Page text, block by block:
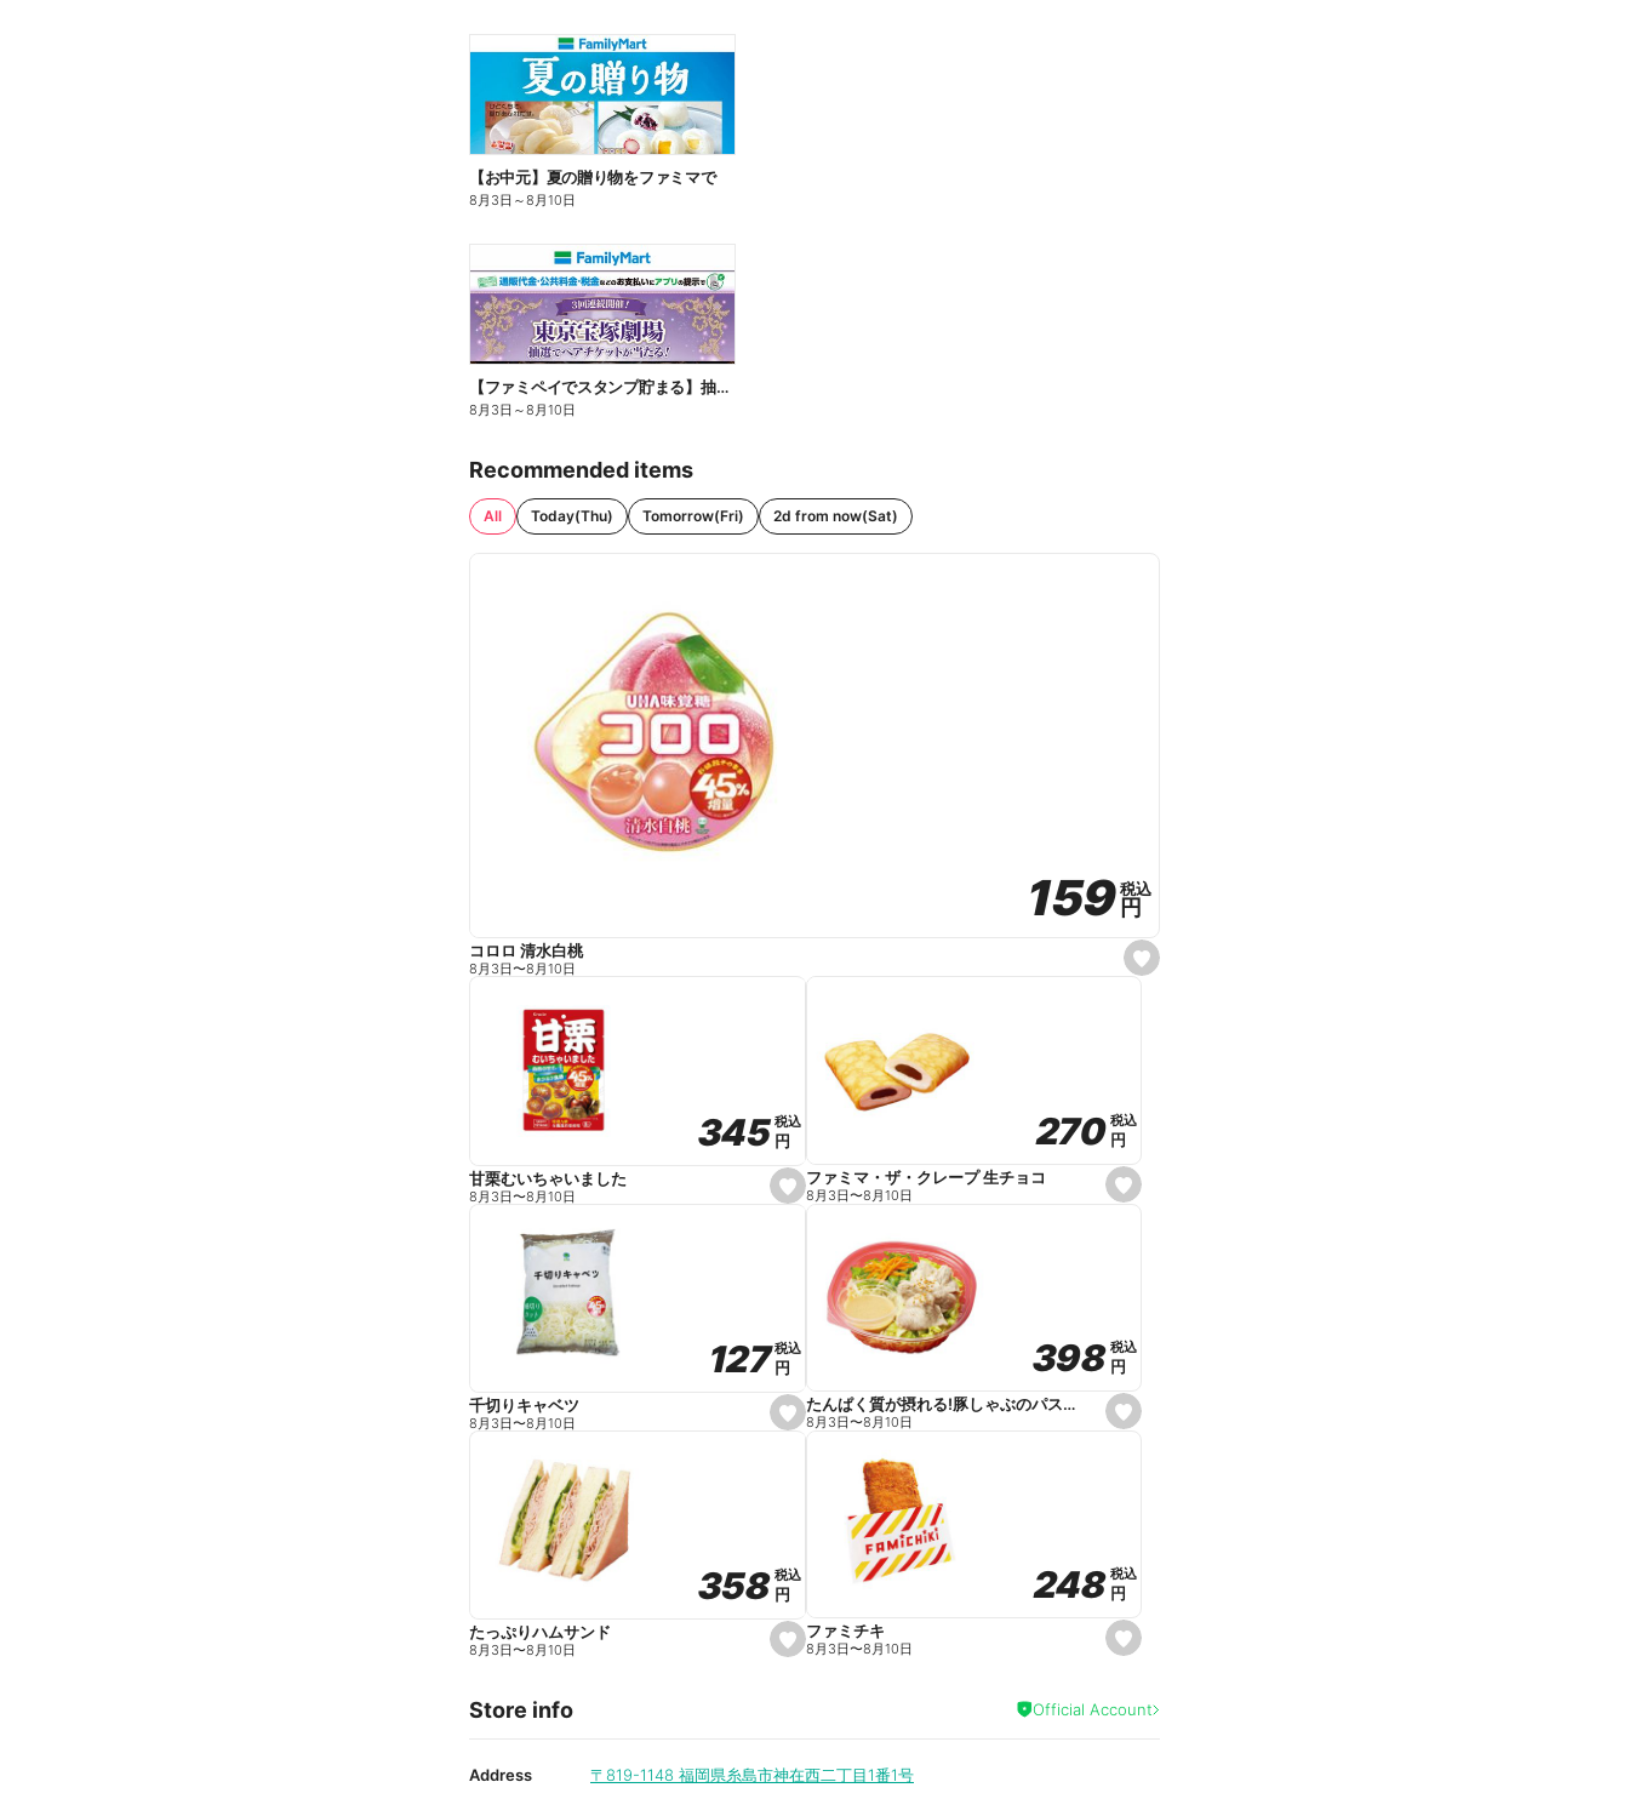
【お中元】夏の贈り物をファミマで
8月3日 ～8月10日
【ファミペイでスタンプ貯まる】抽選でペアチケットが当たる!
8月3日 ～8月10日
Recommended items
All Today(Thu) Tomorrow(Fri) 2d from now(Sat)
s
e
159
159税込
税込
円
円
コロロ 清水白桃
8月3日〜8月10日
s
e
e
345
345税込
税込
円
円
甘栗むいちゃいました
8月3日〜8月10日
s
e
e
270
270 税込
税込
円
円
ファミマ・ザ・クレープ 生チョコ
8月3日〜8月10日
s
e
e
127
127税込
税込
円
円
千切りキャベツ
8月3日〜8月10日
s
e
e
398
398 税込
税込
円
円
たんぱく質が摂れる!豚しゃぶのパスタサラダ
8月3日〜8月10日
s
e
i
t
358
358税込
税込
円
円
たっぷりハムサンド
8月3日〜8月10日
s
e
a
248
248 税込
税込
円
円
ファミチキ
8月3日〜8月10日
Store info Official Account
Address 〒819-1148 福岡県糸島市神在西二丁目1番1号